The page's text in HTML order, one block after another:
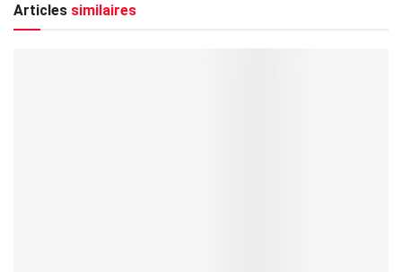
Articles similaires